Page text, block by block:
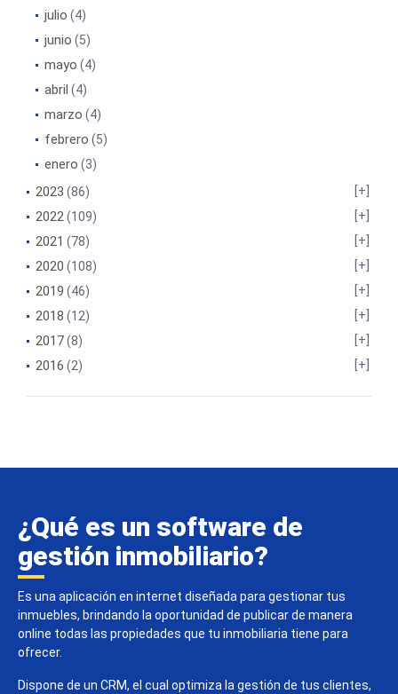
julio (4)
junio (5)
mayo (4)
abril (4)
marzo (4)
febrero (5)
enero (3)
2023 (86)
2022(109)
2021 (78)
2020 (108)
2019 (46)
2018 (12)
2017(8)
2016 (2)
¿Qué es un software de
gestión inmobiliario?
Es una aplicación en internet diseñada para gestionar tus
inmuebles, brindando la oportunidad de publicar de manera
online todas las propiedades que tu inmobiliaria tiene para
ofrecer.
Dispone de un CRM, el cual optimiza la gestión de tus clientes,